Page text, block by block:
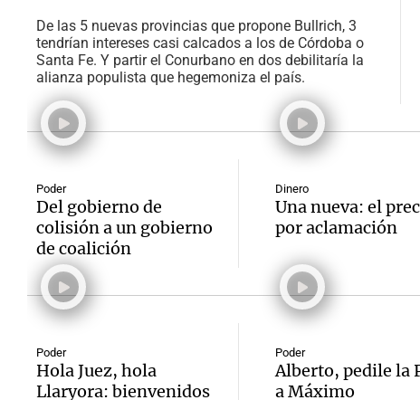
De las 5 nuevas provincias que propone Bullrich, 3
tendrían intereses casi calcados a los de Córdoba o
Santa Fe. Y partir el Conurbano en dos debilitaría la
alianza populista que hegemoniza el país.
Poder
Del gobierno de
colisión a un gobierno
de coalición
Dinero
Una nueva: el
por aclamación
Poder
Hola Juez, hola
Llaryora: bienvenidos
Poder
Alberto, pedile la
a Máximo